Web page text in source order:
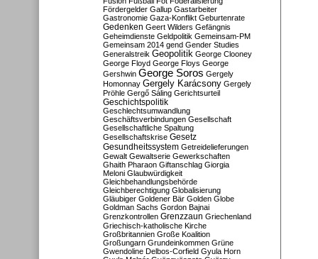
Fördergelder Gallup Gastarbeiter
Gastronomie Gaza-Konflikt Geburtenrate
Gedenken Geert Wilders Gefängnis
Geheimdienste Geldpolitik Gemeinsam-PM
Gemeinsam 2014 gend Gender Studies
Generalstreik Geopolitik George Clooney
George Floyd George Floys George
Gershwin George Soros Gergely
Homonnay Gergely Karácsony Gergely
Pröhle Gergő Sáling Gerichtsurteil
Geschichtspolitik
Geschlechtsumwandlung
Geschäftsverbindungen Gesellschaft
Gesellschaftliche Spaltung
Gesellschaftskrise Gesetz
Gesundheitssystem Getreidelieferungen
Gewalt Gewaltserie Gewerkschaften
Ghaith Pharaon Giftanschlag Giorgia
Meloni Glaubwürdigkeit
Gleichbehandlungsbehörde
Gleichberechtigung Globalisierung
Gläubiger Goldener Bär Golden Globe
Goldman Sachs Gordon Bajnai
Grenzkontrollen Grenzzaun Griechenland
Griechisch-katholische Kirche
Großbritannien Große Koalition
Großungarn Grundeinkommen Grüne
Gwendoline Delbos-Corfield Gyula Horn